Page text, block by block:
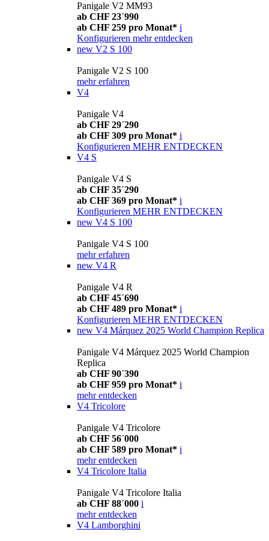
Panigale V2 MM93
ab CHF 23´990
ab CHF 259 pro Monat* i
Konfigurieren mehr entdecken
new V2 S 100
Panigale V2 S 100
mehr erfahren
V4
Panigale V4
ab CHF 29´290
ab CHF 309 pro Monat* i
Konfigurieren MEHR ENTDECKEN
V4 S
Panigale V4 S
ab CHF 35´290
ab CHF 369 pro Monat* i
Konfigurieren MEHR ENTDECKEN
new V4 S 100
Panigale V4 S 100
mehr erfahren
new V4 R
Panigale V4 R
ab CHF 45´690
ab CHF 489 pro Monat* i
Konfigurieren MEHR ENTDECKEN
new V4 Márquez 2025 World Champion Replica
Panigale V4 Márquez 2025 World Champion
Replica
ab CHF 90´390
ab CHF 959 pro Monat* i
mehr entdecken
V4 Tricolore
Panigale V4 Tricolore
ab CHF 56´000
ab CHF 589 pro Monat* i
mehr entdecken
V4 Tricolore Italia
Panigale V4 Tricolore Italia
ab CHF 88´000 i
mehr entdecken
V4 Lamborghini